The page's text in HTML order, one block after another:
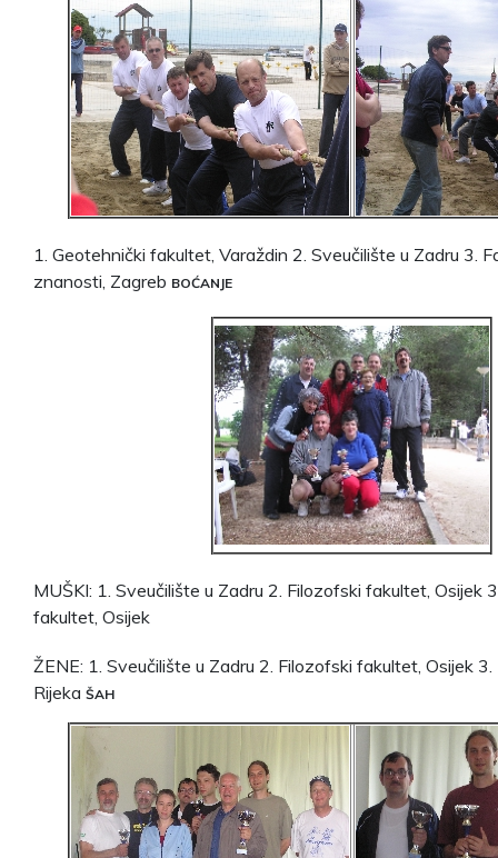
1. Geotehnički fakultet, Varaždin 2. Sveučilište u Zadru 3.
znanosti, Zagreb BOĆANJE
MUŠKI: 1. Sveučilište u Zadru 2. Filozofski fakultet, Osijek
fakultet, Osijek
ŽENE: 1. Sveučilište u Zadru 2. Filozofski fakultet, Osijek
Rijeka ŠAH